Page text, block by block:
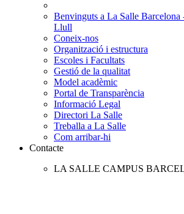
Benvinguts a La Salle Barcelona
Llull
Coneix-nos
Organització i estructura
Escoles i Facultats
Gestió de la qualitat
Model acadèmic
Portal de Transparència
Informació Legal
Directori La Salle
Treballa a La Salle
Com arribar-hi
Contacte
LA SALLE CAMPUS